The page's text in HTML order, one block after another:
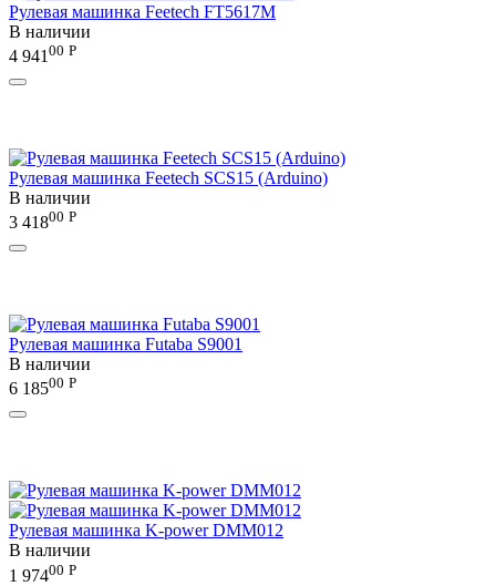
Рулевая машинка Feetech FT5617M
В наличии
4 941 00 Р
Рулевая машинка Feetech SCS15 (Arduino)
В наличии
3 41800 Р
Рулевая машинка Futaba S9001
В наличии
6 18500 Р
Рулевая машинка K-power DMM012
В наличии
1 97400 Р